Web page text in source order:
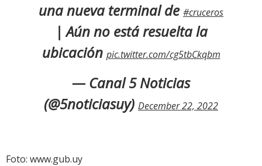
una nueva terminal de #cruceros
| Aún no está resuelta la
ubicación pic.twitter.com/cg5tbCkqbm
— Canal 5 Noticias
(@5noticiasuy) December 22, 2022
Foto: www.gub.uy